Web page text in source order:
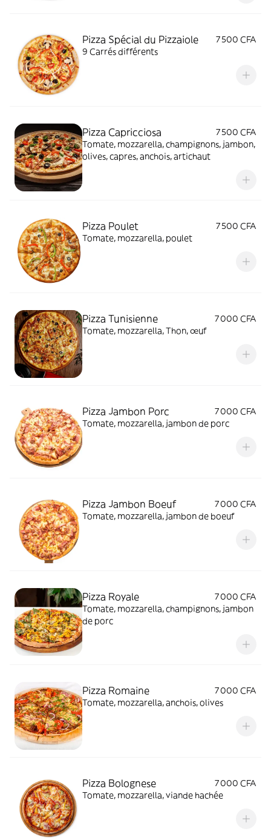
Pizza Spécial du Pizzaiole
7 500 CFA
9 Carrés différents
Pizza Capricciosa
7 500 CFA
Tomate, mozzarella, champignons, jambon,
olives, capres, anchois, artichaut
Pizza Poulet
7 500 CFA
Tomate, mozzarella, poulet
Pizza Tunisienne
7 000 CFA
Tomate, mozzarella, Thon, œuf
Pizza Jambon Porc
7 000 CFA
Tomate, mozzarella, jambon de porc
Pizza Jambon Boeuf
7 000 CFA
Tomate, mozzarella, jambon de boeuf
Pizza Royale
7 000 CFA
Tomate, mozzarella, champignons, jambon
de porc
Pizza Romaine
7 000 CFA
Tomate, mozzarella, anchois, olives
Pizza Bolognese
7 000 CFA
Tomate, mozzarella, viande hachée